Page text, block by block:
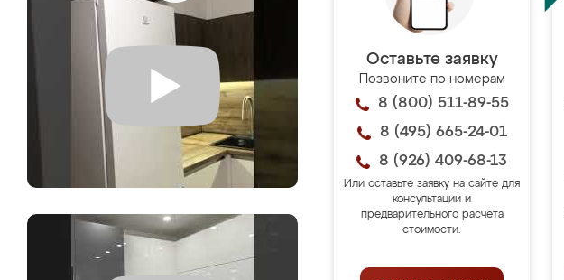
Оставьте заявку
Позвоните по номерам
8 (800) 511-89-55
8 (495) 665-24-01
8 (926) 409-68-13
Или оставьте заявку на сайте для
консультации и
предварительного расчёта
стоимости.